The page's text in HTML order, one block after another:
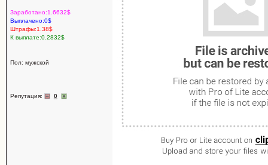
Заработано:1.6632$
Выплачено:0$
Штрафы:1.38$
К выплате:0.2832$
Пол: мужской
Репутация: 0